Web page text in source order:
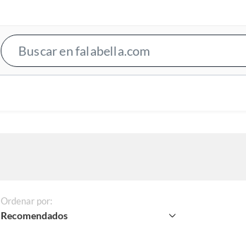
Bar
Ordenar por:
Recomendados